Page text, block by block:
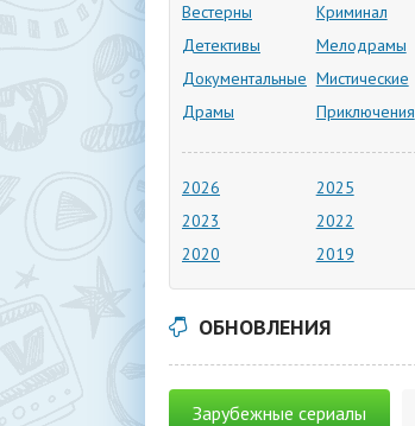
Вестерны
Детективы
Документальные
Драмы
Криминал
Мелодрамы
Мистические
Приключения
2026 2025
2023
2022
2020
2019
ОБНОВЛЕНИЯ
Зарубежные сериалы